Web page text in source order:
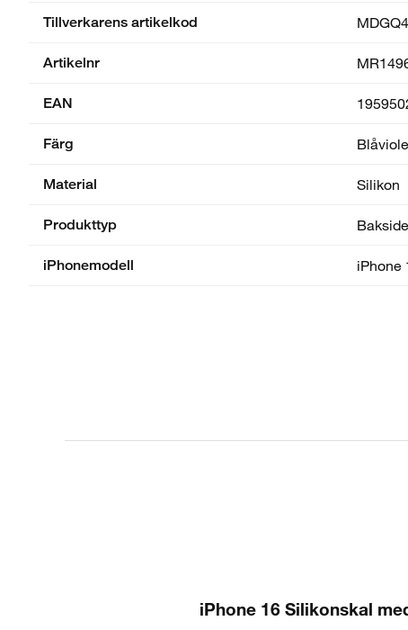
Tillverkarens artikelkod
Artikelnr
EAN
Färg
Material Silikon
Produkttyp
iPhonemodell iPhone
iPhone 16 Silikonskal